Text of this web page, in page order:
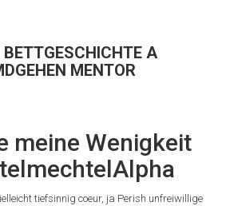
A
MENTOR
meine Wenigkeit
tiefsinnig coeur, ja Perish unfreiwillige